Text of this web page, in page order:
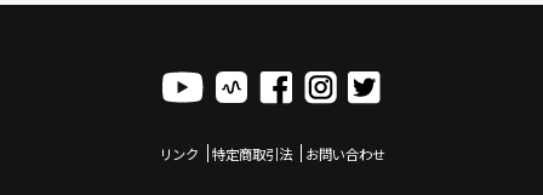
リンク 特定商取引法 お問い合わせ